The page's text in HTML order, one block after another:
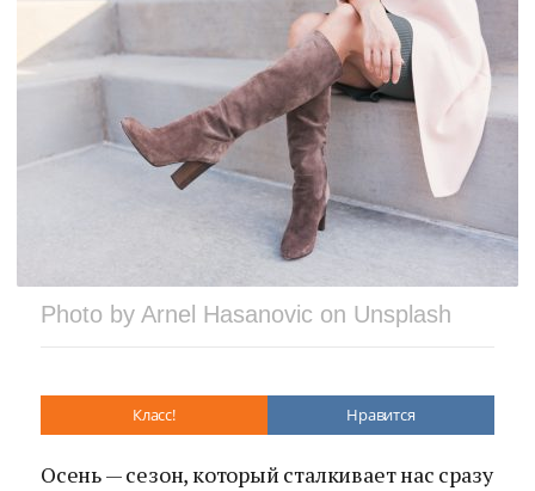
Photo by Arnel Hasanovic on Unsplash
Класс! Нравится
Осень — сезон, который сталкивает нас сразу